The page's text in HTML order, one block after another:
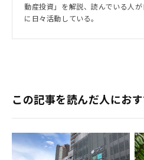
動産投資」を解説、読んでいる人
に日々活動している。
この記事を読んだ人にお